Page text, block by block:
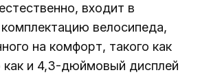
входит в
велосипеда,
на комфорт, такого как
как и 4,3-дюймовый дисплей